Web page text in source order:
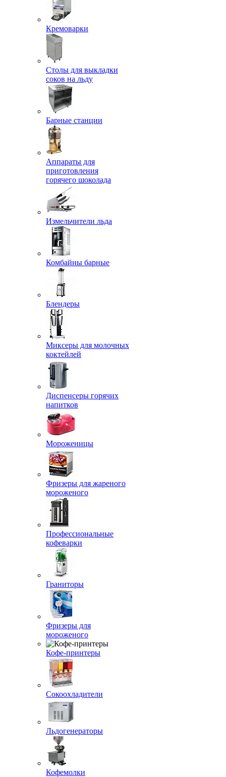
Кремоварки
Столы для выкладки
соков на льду
Барные станции
Аппараты для
приготовления
горячего шоколада
Измельчители льда
Комбайны барные
Блендеры
Миксеры для молочных
коктейлей
Диспенсеры горячих
напитков
Мороженицы
Фризеры для жареного
мороженого
Профессиональные
кофеварки
Граниторы
Фризеры для
мороженого
Кофе-принтеры
Сокоохладители
Льдогенераторы
Кофемолки